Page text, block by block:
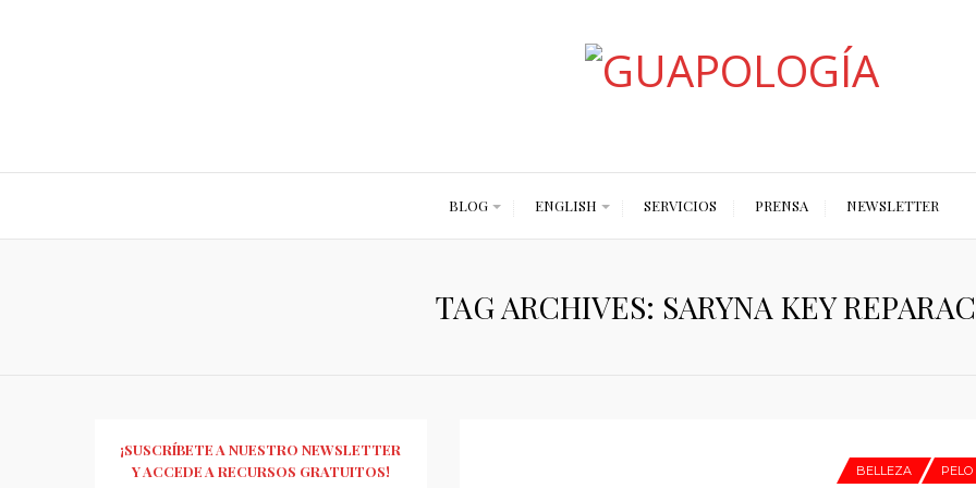
BLOG ENGLISH SERVICIOS PRENSA NEWSLETTER
TAG ARCHIVES: SARYNA KEY
BELLEZA PELO
¡SUSCRÍBETE A NUESTRO NEWSLETTER
Y ACCEDE A RECURSOS GRATUITOS!